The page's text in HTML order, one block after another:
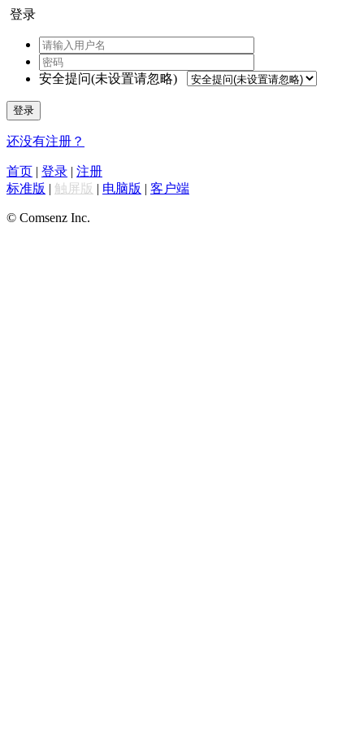
登录
安全提问(未设置请忽略)
登录
还没有注册？
首页 | 登录 | 注册
标准版 | 触屏版 | 电脑版 | 客户端
© Comsenz Inc.